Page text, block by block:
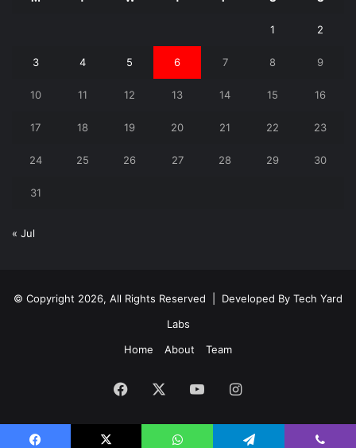
1 2
3 4 5 6 7 8 9
10 11 12 13 14 15 16
17 18 19 20 21 22 23
24 25 26 27 28 29 30
31
« Jul
© Copyright 2026, All Rights Reserved | Developed By Tech Yard
Labs
Home
About Team
Facebook YouTubeInstagram